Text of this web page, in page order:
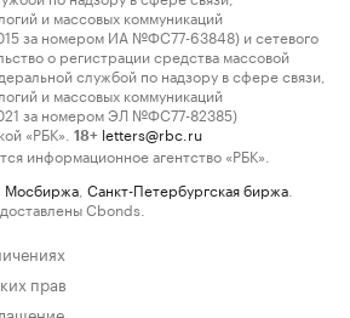
и массовых коммуникаций
за номером ИА №ФС77-63848) и сетевого
о регистрации средства массовой
службой по надзору в сфере связи,
и массовых коммуникаций
за номером ЭЛ №ФС77-82385)
«РБК».
18+ letters@rbc.ru
информационное агентство «РБК».
Мосбиржа Санкт-Петербургская биржа
Cbonds.
прав